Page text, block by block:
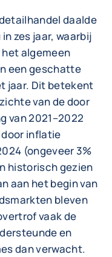
daalde
zes jaar, waarbij
algemeen
een geschatte
jaar. Dit betekent
van de door
van 2021–2022
door inflatie
(ongeveer 3%
historisch gezien
aan het begin van
bleven
vaak de
en
dan verwacht.